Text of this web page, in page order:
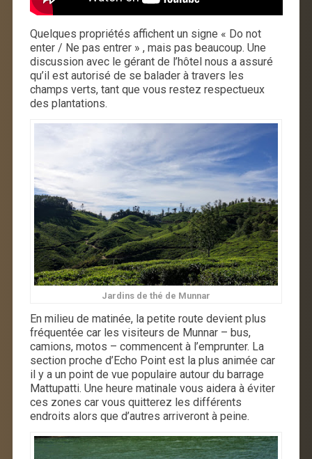
Quelques propriétés affichent un signe « Do not
enter / Ne pas entrer » , mais pas beaucoup. Une
discussion avec le gérant de l’hôtel nous a assuré
qu’il est autorisé de se balader à travers les
champs verts, tant que vous restez respectueux
des plantations.
Jardins de thé de Munnar
En milieu de matinée, la petite route devient plus
fréquentée car les visiteurs de Munnar – bus,
camions, motos – commencent à l’emprunter. La
section proche d’Echo Point est la plus animée car
il y a un point de vue populaire autour du barrage
Mattupatti. Une heure matinale vous aidera à éviter
ces zones car vous quitterez les différents
endroits alors que d’autres arriveront à peine.